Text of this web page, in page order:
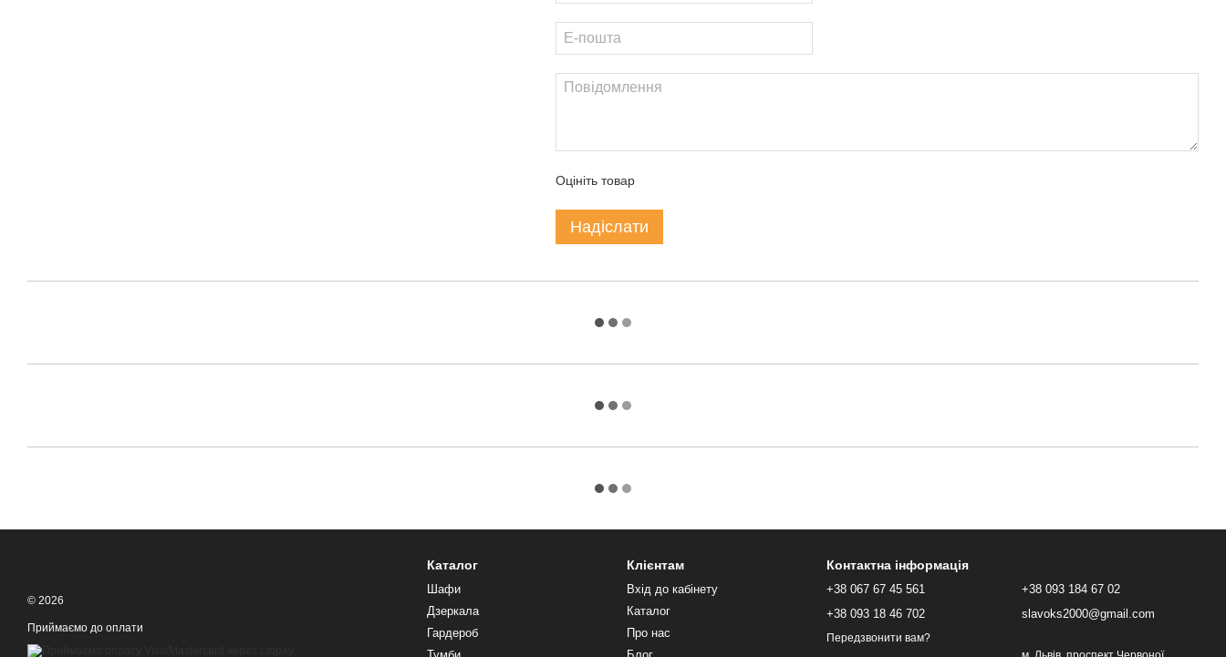
Оцініть товар
Надіслати
© 2026
Приймаємо до оплати
Каталог
Шафи
Дзеркала
Гардероб
Клієнтам
Вхід до кабінету
Каталог
Про нас
Контактна інформація
+38 067 67 45 561
+38 093 18 46 702
Передзвонити вам?
+38 093 184 67 02
slavoks2000@gmail.com